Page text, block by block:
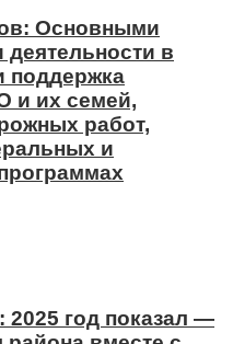
Основными
в
поддержка
и их семей,
работ,
и
2025 год показал —